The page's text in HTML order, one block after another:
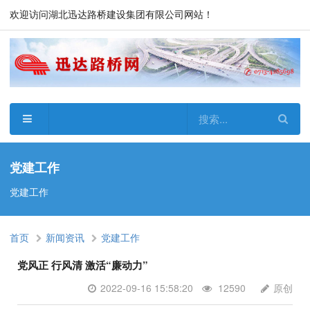
欢迎访问湖北迅达路桥建设集团有限公司网站！
党建工作
党建工作
首页 新闻资讯 党建工作
党风正 行风清 激活“廉动力”
2022-09-16 15:58:20 12590 原创